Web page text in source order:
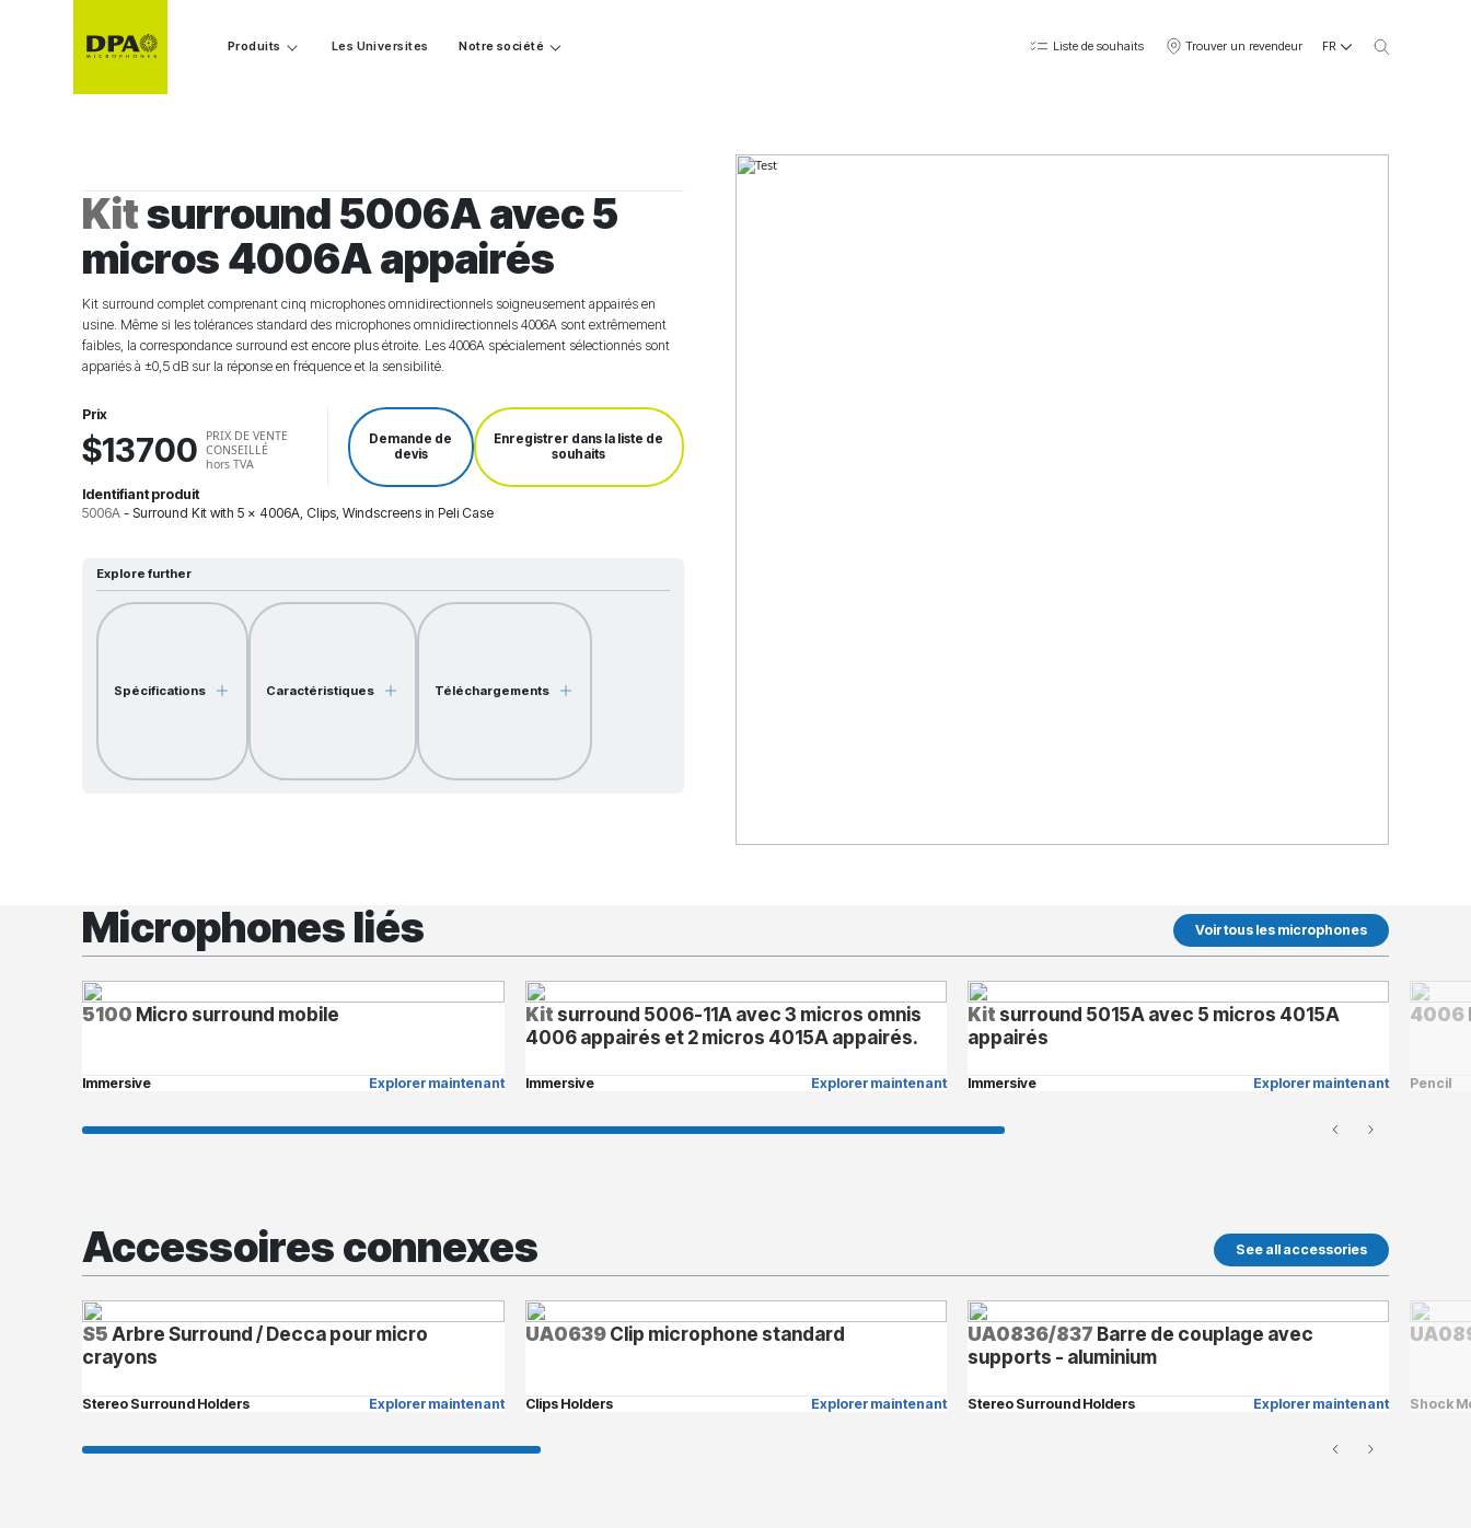
Produits Les Universites Notre société Liste de souhaits Trouver un revendeur FR
Kitsurround 5006A avec 5
micros 4006A appairés
Kit surround complet comprenant cinq microphones omnidirectionnels soigneusement appairés en
usine. Même si les tolérances standard des microphones omnidirectionnels 4006A sont extrêmement
faibles, la correspondance surround est encore plus étroite. Les 4006A spécialement sélectionnés sont
appariés à ±0,5 dB sur la réponse en fréquence et la sensibilité.
Prix
$13700
PRIX DE VENTE
CONSEILLÉ
hors TVA
Demande de
devis
Enregistrer dans la liste de
souhaits
Identifiant produit
5006A -Surround Kit with 5 x 4006A, Clips, Windscreens in Peli Case
Explore further
Spécifications Caractéristiques Téléchargements
Microphones liés Voir tous les microphones
5100 Micro surround mobile
Immersive Explorer maintenant
Kit surround 5006-11A avec 3 micros omnis
4006 appairés et 2 micros 4015A appairés.
Immersive Explorer maintenant
Kit surround 5015A avec 5 micros 4015A
appairés
Immersive Explorer maintenant
4006
Pencil
Accessoires connexes See all accessories
S5Arbre Surround / Decca pour micro
crayons
Stereo Surround Holders Explorer maintenant
UA0639Clip microphone standard
Clips Holders Explorer maintenant
UA0836/837 Barre de couplage avec
supports - aluminium
Stereo Surround Holders Explorer maintenant Shock